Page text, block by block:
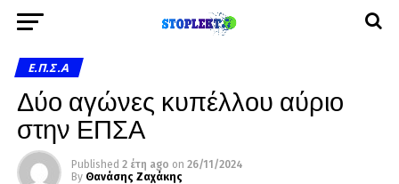
Ε.Π.Σ.Α
Δύο αγώνες κυπέλλου αύριο
στην ΕΠΣΑ
Published 2 έτη ago on 26/11/2024
By Θανάσης Ζαχάκης